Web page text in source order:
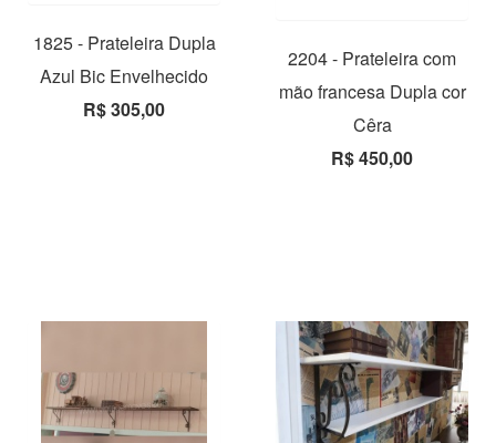
1825 - Prateleira Dupla
Azul Bic Envelhecido
R$ 305,00
2204 - Prateleira com
mão francesa Dupla cor
Cêra
R$ 450,00